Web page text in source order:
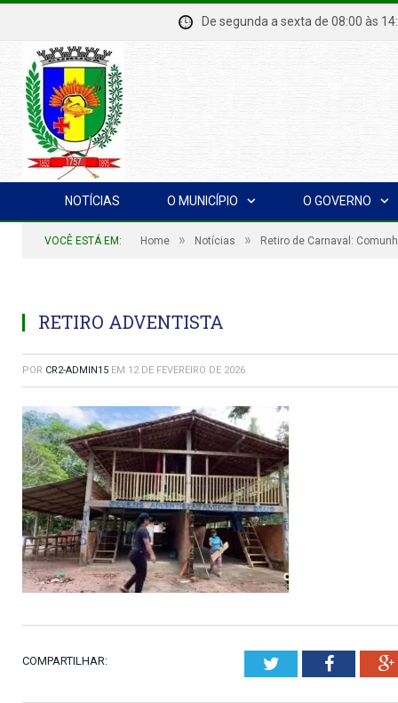
De segunda a sexta de 08:00
NOTÍCIAS O MUNICÍPIO O GOVERNO
VOCÊ ESTÁ EM: Home » Notícias » Retiro de Carnaval:
RETIRO ADVENTISTA
POR CR2-ADMIN15 EM 12 DE FEVEREIRO DE 2026
COMPARTILHAR: Twitter